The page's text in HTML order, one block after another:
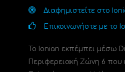
Διαφημιστείτε στο
Επικοινωνήστε με το
Το Ionian εκπέμπει μέσω
Περιφερειακή Ζώνη 6 που